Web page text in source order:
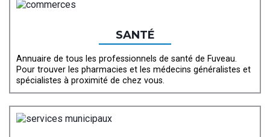
SANTÉ
Annuaire de tous les professionnels de santé de Fuveau.
Pour trouver les pharmacies et les médecins généralistes et
spécialistes à proximité de chez vous.